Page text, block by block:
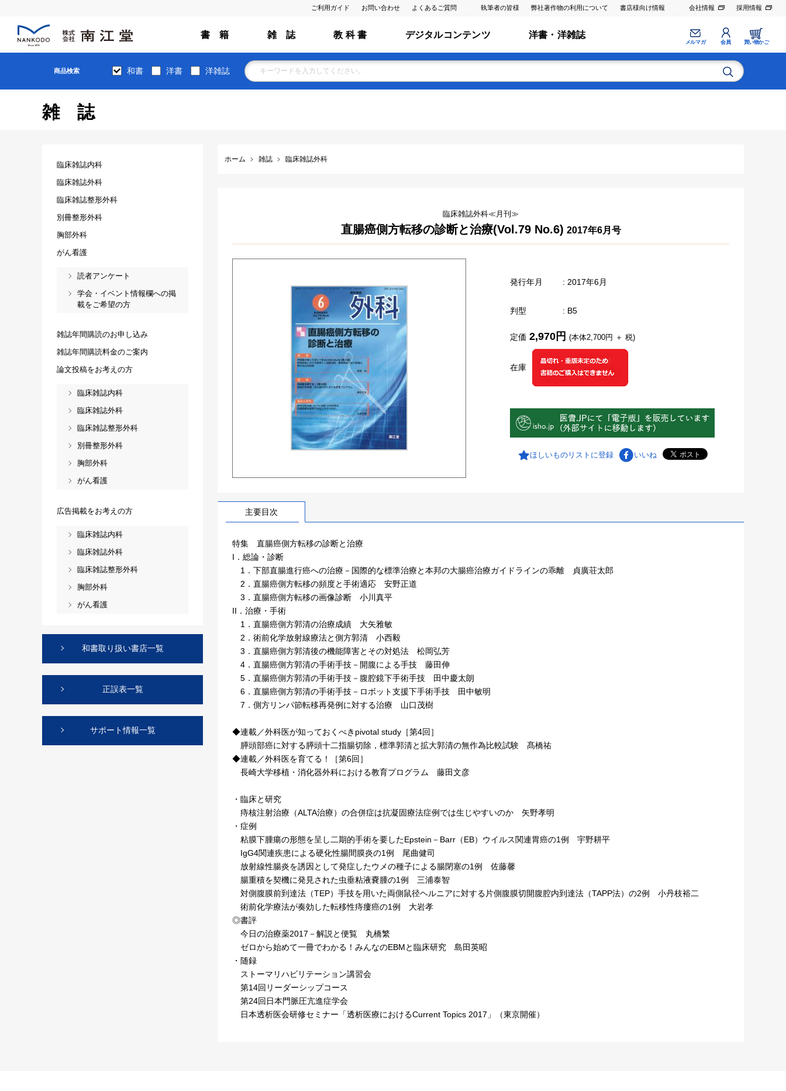
ご利用ガイド お問い合わせ よくあるご質問 執筆者の皆様 弊社著作物の利用について 書店様向け情報 会社情報 採用情報
書 籍 雑 誌 教 科 書 デジタルコンテンツ 洋書・洋雑誌
メルマガ 会員 買い物かご
商品検索 和書 洋書 洋雑誌
雑誌
ホーム 雑誌 臨床雑誌外科
臨床雑誌外科≪月刊≫
直腸癌側方転移の診断と治療(Vol.79 No.6) 2017年6月号
発行年月 : 2017年6月
判型 : B5
在庫
定価 2,970円 (本体2,700円 ＋ 税)
ほしいものリストに登録 いいね
主要目次
特集 直腸癌側方転移の診断と治療
I．総論・診断
1．下部直腸進行癌への治療－国際的な標準治療と本邦の大腸癌治療ガイドラインの乖離 貞廣荘太郎
2．直腸癌側方転移の頻度と手術適応 安野正道
3．直腸癌側方転移の画像診断 小川真平
II．治療・手術
1．直腸癌側方郭清の治療成績 大矢雅敏
2．術前化学放射線療法と側方郭清 小西毅
3．直腸癌側方郭清後の機能障害とその対処法 松岡弘芳
4．直腸癌側方郭清の手術手技－開腹による手技 藤田伸
5．直腸癌側方郭清の手術手技－腹腔鏡下手術手技 田中慶太朗
6．直腸癌側方郭清の手術手技－ロボット支援下手術手技 田中敏明
7．側方リンパ節転移再発例に対する治療 山口茂樹
◆連載／外科医が知っておくべきpivotal study［第4回］
膵頭部癌に対する膵頭十二指腸切除，標準郭清と拡大郭清の無作為比較試験 髙橋祐
◆連載／外科医を育てる！［第6回］
長崎大学移植・消化器外科における教育プログラム 藤田文彦
・臨床と研究
痔核注射治療（ALTA治療）の合併症は抗凝固療法症例では生じやすいのか 矢野孝明
・症例
粘膜下腫瘍の形態を呈し二期的手術を要したEpstein－Barr（EB）ウイルス関連胃癌の1例 宇野耕平
IgG4関連疾患による硬化性腸間膜炎の1例 尾曲健司
放射線性腸炎を誘因として発症したウメの種子による腸閉塞の1例 佐藤馨
腸重積を契機に発見された虫垂粘液嚢腫の1例 三浦泰智
対側腹膜前到達法（TEP）手技を用いた両側鼠径ヘルニアに対する片側腹膜切開腹腔内到達法（TAPP法）の2例 小丹枝裕二
術前化学療法が奏効した転移性痔瘻癌の1例 大岩孝
◎書評
今日の治療薬2017－解説と便覧 丸橋繁
ゼロから始めて一冊でわかる！みんなのEBMと臨床研究 島田英昭
・随録
ストーマリハビリテーション講習会
第14回リーダーシップコース
第24回日本門脈圧亢進症学会
日本透析医会研修セミナー「透析医療におけるCurrent Topics 2017」（東京開催）
臨床雑誌内科
臨床雑誌外科
臨床雑誌整形外科
別冊整形外科
胸部外科
がん看護
読者アンケート
学会・イベント情報欄への掲
載をご希望の方
雑誌年間購読のお申し込み
雑誌年間購読料金のご案内
論文投稿をお考えの方
臨床雑誌内科
臨床雑誌外科
臨床雑誌整形外科
別冊整形外科
胸部外科
がん看護
広告掲載をお考えの方
臨床雑誌内科
臨床雑誌外科
臨床雑誌整形外科
胸部外科
がん看護
和書取り扱い書店一覧
正誤表一覧
サポート情報一覧